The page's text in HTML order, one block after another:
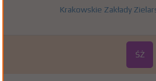
Krakowskie Zakłady
ŚŻ